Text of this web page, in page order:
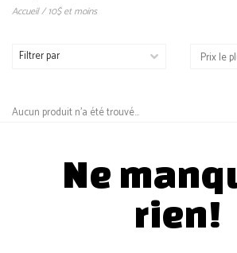
Accueil/10$ et moins
Filtrer par
Aucun produit n'a été trouvé...
Ne
rien!